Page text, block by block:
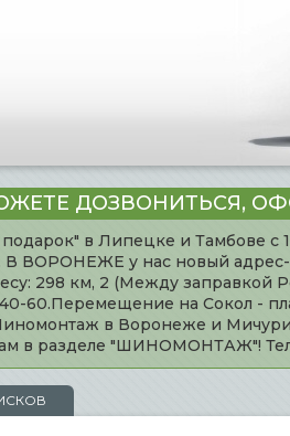
ДОЗВОНИТЬСЯ,
в Липецке и Тамбове
В ВОРОНЕЖЕ у нас новый адрес-
298 км, 2 (Между заправкой
60.Перемещение на Сокол -
в Воронеже и
в разделе "ШИНОМОНТАЖ"!